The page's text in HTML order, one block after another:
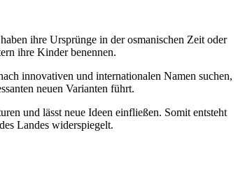
ihre Ursprünge in der osmanischen Zeit oder
ihre Kinder benennen.
innovativen und internationalen Namen suchen,
neuen Varianten führt.
und lässt neue Ideen einfließen. Somit entsteht
Landes widerspiegelt.